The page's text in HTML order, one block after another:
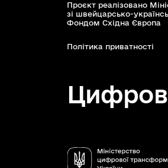
Проєкт реалізовано
зі швейцарсько-
Фондом Східна Європа
Політика приватності